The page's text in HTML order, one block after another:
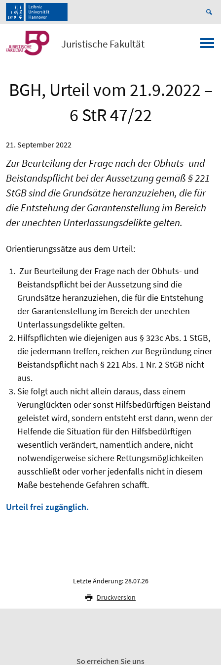
Juristische Fakultät
BGH, Urteil vom 21.9.2022 –
6 StR 47/22
21. September 2022
Zur Beurteilung der Frage nach der Obhuts- und
Beistandspflicht bei der Aussetzung gemäß § 221
StGB sind die Grundsätze heranzuziehen, die für
die Entstehung der Garantenstellung im Bereich
der unechten Unterlassungsdelikte gelten.
Orientierungssätze aus dem Urteil:
Zur Beurteilung der Frage nach der Obhuts- und
Beistandspflicht bei der Aussetzung sind die
Grundsätze heranzuziehen, die für die Entstehung
der Garantenstellung im Bereich der unechten
Unterlassungsdelikte gelten.
Hilfspflichten wie diejenigen aus § 323c Abs. 1 StGB,
die jedermann treffen, reichen zur Begründung einer
Beistandspflicht nach § 221 Abs. 1 Nr. 2 StGB nicht
aus.
Sie folgt auch nicht allein daraus, dass einem
Verunglückten oder sonst Hilfsbedürftigen Beistand
geleistet wird, sondern entsteht erst dann, wenn der
Helfende die Situation für den Hilfsbedürftigen
wesentlich verändert, namentlich andere, nicht
notwendigerweise sichere Rettungsmöglichkeiten
ausschließt oder vorher jedenfalls nicht in diesem
Maße bestehende Gefahren schafft.
Urteil frei zugänglich.
Letzte Änderung: 28.07.26
Druckversion
So erreichen Sie uns